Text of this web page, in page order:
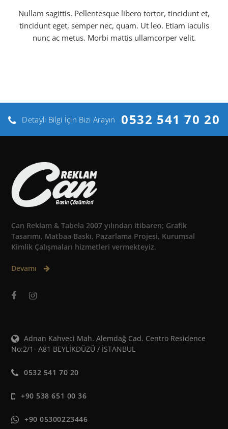
Nullam sagittis. Pellentesque libero tortor, tincidunt et,
tincidunt eget, semper nec, quam. Ut leo. Etiam iaculis
nunc ac metus. Morbi mattis ullamcorper velit.
Detaylı Bilgi İçin Bizi Arayın 0532 541 70 20
Can Reklam & Tabela 2007 yılından itibaren; Grafik
Tasarımı, Matbaa Baskı, Pazarlama Projesi, Kurumsal
Kimlik Çalışmaları hizmetleri vermekteyiz.
Devamı
Adnan Kahveci Mah. Alemdağ Cad. Centro Residence
No:2/1- A81 BEYLİKDÜZÜ / İSTANBUL
0532 541 70 20
+90 538 651 00 36
+90 05300223446